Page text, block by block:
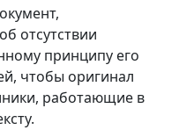
,
об отсутствии
принципу его
, чтобы оригинал
, работающие в
.